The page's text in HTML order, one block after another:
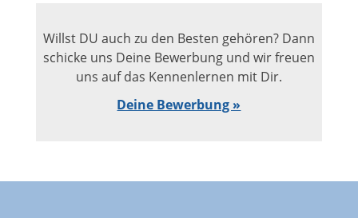
Willst DU auch zu den Besten gehören? Dann
schicke uns Deine Bewerbung und wir freuen
uns auf das Kennenlernen mit Dir.
Deine Bewerbung »